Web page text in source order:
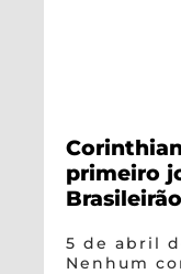
primeiro
Brasileirão
5 de abril
Nenhum